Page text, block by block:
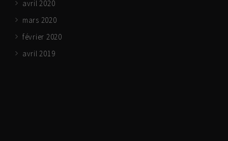
avril 2020
mars 2020
février 2020
avril 2019